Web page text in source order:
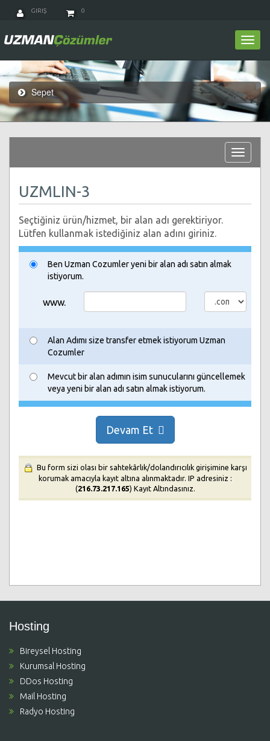
GIRIŞ 0
Sepet
Toggle
UZMLIN-3
Seçtiğiniz ürün/hizmet, bir alan adı gerektiriyor.
Lütfen kullanmak istediğiniz alan adını giriniz.
Ben Uzman Cozumler yeni bir alan adı satın almak
istiyorum.
www.
Alan Adımı size transfer etmek istiyorum Uzman
Cozumler
Mevcut bir alan adımın isim sunucularını güncellemek
veya yeni bir alan adı satın almak istiyorum.
Devam Et
Bu form sizi olası bir sahtekârlık/dolandırıcılık girişimine karşı
korumak amacıyla kayıt altına alınmaktadır. IP adresiniz :
(216.73.217.165) Kayıt Altındasınız.
Hosting
Bireysel Hosting
Kurumsal Hosting
DDos Hosting
Mail Hosting
Radyo Hosting